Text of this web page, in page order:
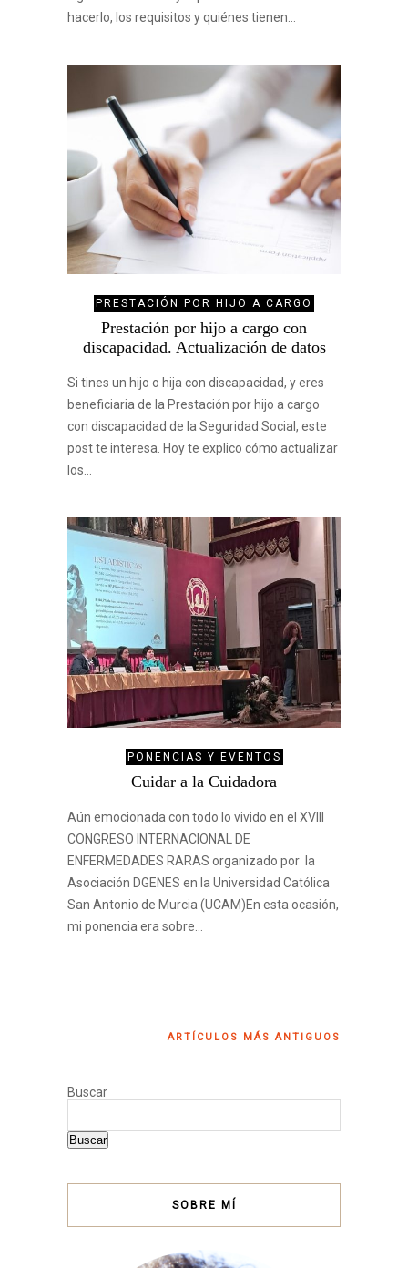
hacerlo, los requisitos y quiénes tienen…
PRESTACIÓN POR HIJO A CARGO
Prestación por hijo a cargo con
discapacidad. Actualización de datos
Si tines un hijo o hija con discapacidad, y eres
beneficiaria de la Prestación por hijo a cargo
con discapacidad de la Seguridad Social, este
post te interesa. Hoy te explico cómo actualizar
los…
PONENCIAS Y EVENTOS
Cuidar a la Cuidadora
Aún emocionada con todo lo vivido en el XVIII
CONGRESO INTERNACIONAL DE
ENFERMEDADES RARAS organizado por la
Asociación DGENES en la Universidad Católica
San Antonio de Murcia (UCAM)En esta ocasión,
mi ponencia era sobre…
ARTÍCULOS MÁS ANTIGUOS
Buscar
Buscar
SOBRE MÍ